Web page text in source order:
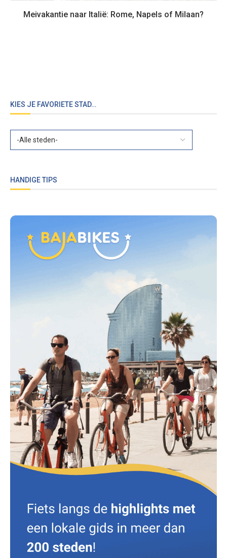
Meivakantie naar Italië: Rome, Napels of Milaan?
KIES JE FAVORIETE STAD…
HANDIGE TIPS